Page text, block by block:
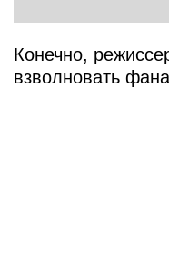
Конечно,
взволновать